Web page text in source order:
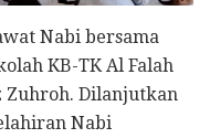
Nabi bersama
KB-TK Al Falah
Zuhroh. Dilanjutkan
Nabi